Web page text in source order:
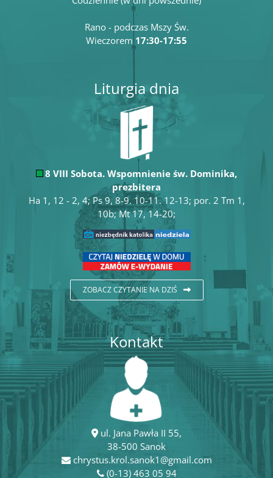
Rano - podczas Mszy Św.
Wieczorem 17:30-17:55
Liturgia dnia
8 VIII Sobota. Wspomnienie św. Dominika,
prezbitera
Ha 1, 12 - 2, 4; Ps 9, 8-9. 10-11. 12-13; por. 2 Tm 1,
10b; Mt 17, 14-20;
ZOBACZ CZYTANIE NA DZIŚ
Kontakt
ul. Jana Pawła II 55,
38-500 Sanok
chrystus.krol.sanok1@gmail.com
(0-13) 463 05 94